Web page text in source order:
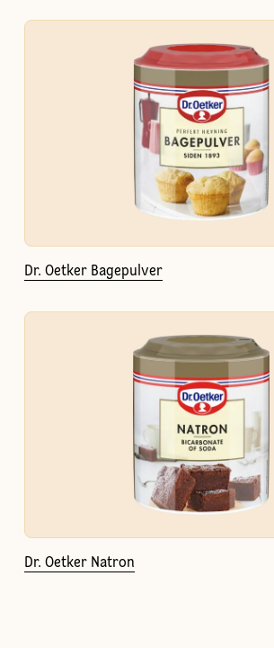
Dr. Oetker Bagepulver
Dr. Oetker Natron